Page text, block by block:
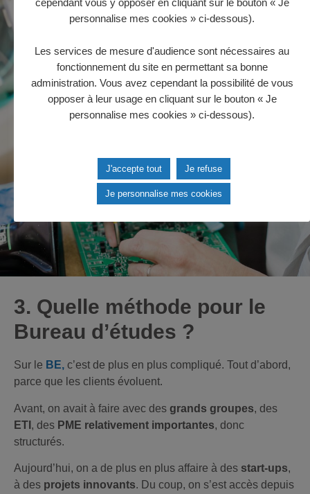
3. Quelle méthode pour le
Bureau d’études ?
Sur le BE, c’est de plus en plus compliqué. Tout d’abord,
parce que les clients évoluent.
Avant, on avait à faire avec des grands groupes, des
ETI , des PME relativement importantes, donc
structurés.
Aujourd’hui, on a de plus en plus affaire à des start-ups,
à des projets innovants. Du coup, on s’est accès depuis
cependant vous y opposer en cliquant sur le bouton « Je
personnalise mes cookies » ci-dessous).
Les services de mesure d'audience sont nécessaires au
fonctionnement du site en permettant sa bonne
administration. Vous avez cependant la possibilité de vous
opposer à leur usage en cliquant sur le bouton « Je
personnalise mes cookies » ci-dessous).
J'accepte tout Je refuse
Je personnalise mes cookies